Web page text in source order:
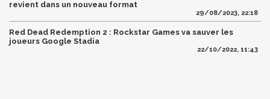
revient dans un nouveau format
29/08/2023, 22:18
Red Dead Redemption 2 : Rockstar Games va sauver les
joueurs Google Stadia
22/10/2022, 11:43